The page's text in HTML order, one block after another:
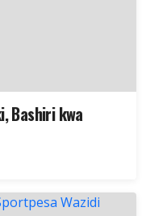
Bashiri kwa